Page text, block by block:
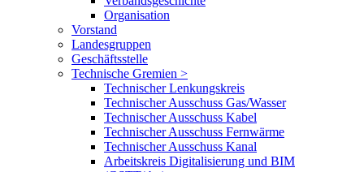
Organisation
Vorstand
Landesgruppen
Geschäftsstelle
Technische Gremien >
Technischer Lenkungskreis
Technischer Ausschuss Gas/Wasser
Technischer Ausschuss Kabel
Technischer Ausschuss Fernwärme
Technischer Ausschuss Kanal
Arbeitskreis Digitalisierung und BIM